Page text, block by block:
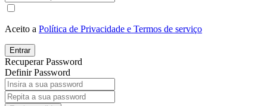
Aceito a Política de Privacidade e Termos de serviço
Entrar
Recuperar Password
Definir Password